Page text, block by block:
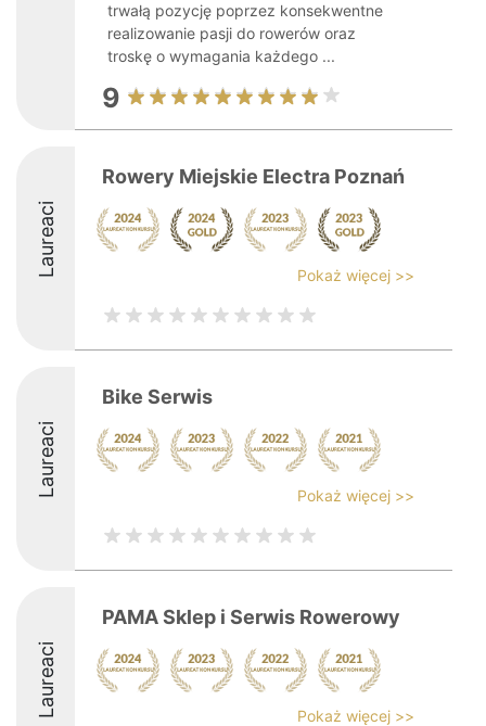
trwałą pozycję poprzez konsekwentne
realizowanie pasji do rowerów oraz
troskę o wymagania każdego ...
9
Laureaci
Rowery Miejskie Electra Poznań
Pokaż więcej >>
Laureaci
Bike Serwis
Pokaż więcej >>
Laureaci
PAMA Sklep i Serwis Rowerowy
Pokaż więcej >>